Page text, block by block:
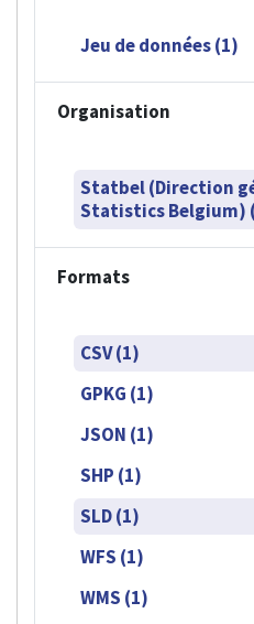
Jeu de données (1)
Organisation
Statbel (Direction
Statistics Belgium)
Formats
CSV (1)
GPKG (1)
JSON (1)
SHP (1)
SLD (1)
WFS (1)
WMS (1)